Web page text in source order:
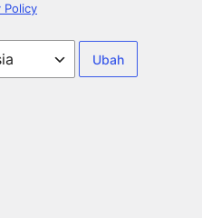
Policy